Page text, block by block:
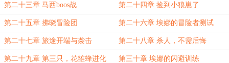
第二十三章 马西boos战 第二十四章 捡到小狼崽了
第二十五章 拂晓冒险团 第二十六章 埃娜的冒险者测试
第二十七章 旅途开端与袭击 第二十八章 杀人，不需后悔
第二十九章 第三只，花雏蜂进化 第三十章 埃娜的闪避训练